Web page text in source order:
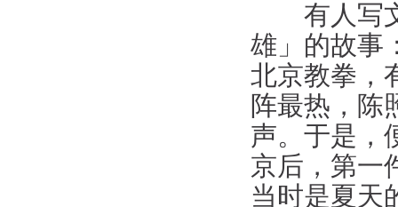
有人写文
雄」的故事
北京教拳，
阵最热，陈
声。于是，
京后，第一
当时是夏天